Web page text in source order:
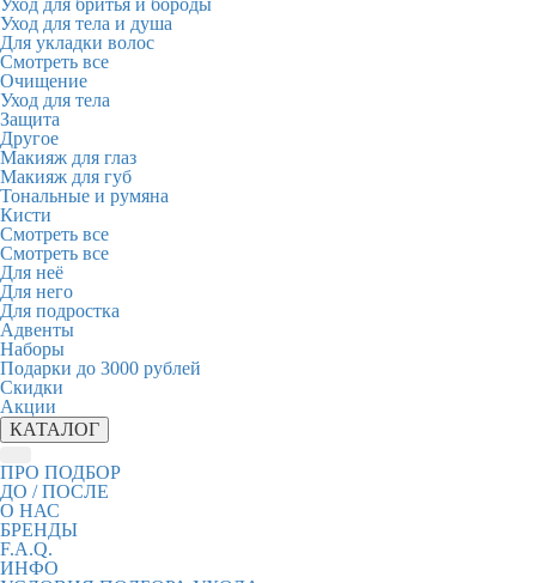
Уход для бритья и бороды
Уход для тела и душа
Для укладки волос
Смотреть все
Очищение
Уход для тела
Защита
Другое
Макияж для глаз
Макияж для губ
Тональные и румяна
Кисти
Смотреть все
Смотреть все
Для неё
Для него
Для подростка
Адвенты
Наборы
Подарки до 3000 рублей
Скидки
Акции
КАТАЛОГ
ПРО ПОДБОР
ДО / ПОСЛЕ
О НАС
БРЕНДЫ
F.A.Q.
ИНФО